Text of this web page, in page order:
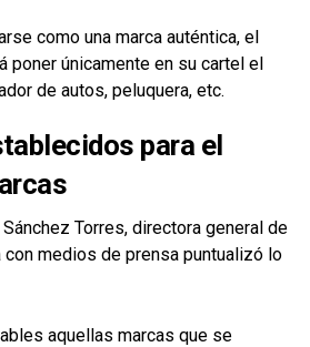
como una marca auténtica, el
poner únicamente en su cartel el
de autos, peluquera, etc.
para el
Torres, directora general de
con medios de prensa puntualizó lo
aquellas marcas que se